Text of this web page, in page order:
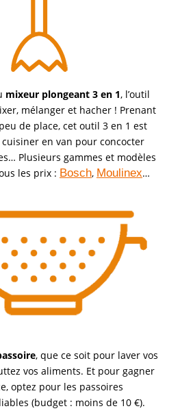
mixeur plongeant 3 en 1, l’outil
mélanger et hacher ! Prenant
de place, cet outil 3 en 1 est
en van pour concocter
Plusieurs gammes et modèles
les prix : Bosch, Moulinex…
, que ce soit pour laver vos
vos aliments. Et pour gagner
optez pour les passoires
(budget : moins de 10 €).